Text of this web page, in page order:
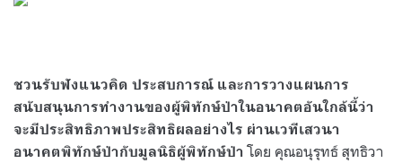
ชวนรับฟังแนวคิด ประสบการณ์ และการวางแผนการ
สนับสนุนการทำงานของผู้พิทักษ์ป่าในอนาคตอันใกล้นี้ว่า
จะมีประสิทธิภาพประสิทธิผลอย่างไร ผ่านเวทีเสวนา
อนาคตพิทักษ์ป่ากับมูลนิธิผู้พิทักษ์ป่า โดย คุณอนุรุทธ์ สุทธิวา